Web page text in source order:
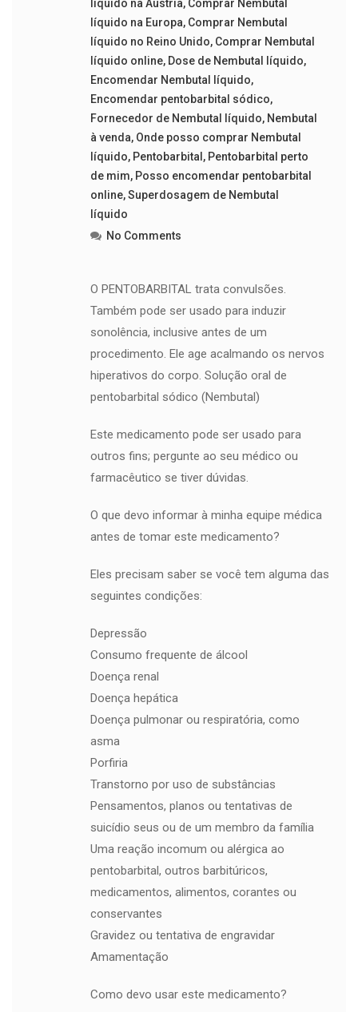
líquido na Áustria, Comprar Nembutal
líquido na Europa, Comprar Nembutal
líquido no Reino Unido, Comprar Nembutal
líquido online, Dose de Nembutal líquido,
Encomendar Nembutal líquido,
Encomendar pentobarbital sódico,
Fornecedor de Nembutal líquido, Nembutal
à venda, Onde posso comprar Nembutal
líquido, Pentobarbital , Pentobarbital perto
de mim, Posso encomendar pentobarbital
online,Superdosagem de Nembutal
líquido
No Comments
O PENTOBARBITAL trata convulsões.
Também pode ser usado para induzir
sonolência, inclusive antes de um
procedimento. Ele age acalmando os nervos
hiperativos do corpo. Solução oral de
pentobarbital sódico (Nembutal)
Este medicamento pode ser usado para
outros fins; pergunte ao seu médico ou
farmacêutico se tiver dúvidas.
O que devo informar à minha equipe médica
antes de tomar este medicamento?
Eles precisam saber se você tem alguma das
seguintes condições:
Depressão
Consumo frequente de álcool
Doença renal
Doença hepática
Doença pulmonar ou respiratória, como
asma
Porfiria
Transtorno por uso de substâncias
Pensamentos, planos ou tentativas de
suicídio seus ou de um membro da família
Uma reação incomum ou alérgica ao
pentobarbital, outros barbitúricos,
medicamentos, alimentos, corantes ou
conservantes
Gravidez ou tentativa de engravidar
Amamentação
Como devo usar este medicamento?